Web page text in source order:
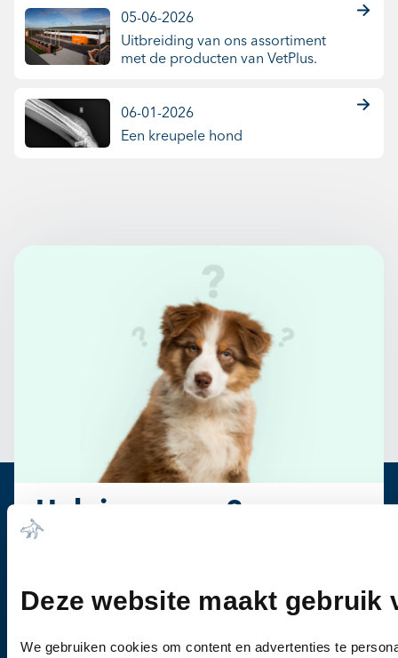
Deze website maakt gebruik
We gebruiken cookies om content en advertenties te
05-06-2026
Uitbreiding van ons assortiment
met de producten van VetPlus.
06-01-2026
Een kreupele hond
Heb je vragen?
Wanneer u vragen heeft of een afspraak wil
maken, dan kunt u vrijblijvend contact met ons
opnemen.